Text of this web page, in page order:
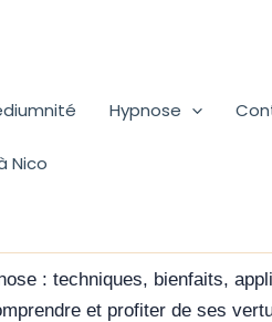
Hypnose
Nico
: techniques, bienfaits,
et profiter de ses